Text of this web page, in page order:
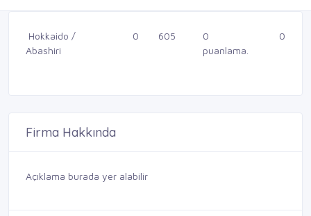
Hokkaido /
Abashiri
0 605
0
puanlama.
0
Firma Hakkında
Açıklama burada yer alabilir